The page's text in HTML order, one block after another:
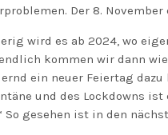
Der 8.
wird es ab 2024, wo
kommen wir dann
ein neuer Feiertag
und des Lockdowns
So gesehen ist in den